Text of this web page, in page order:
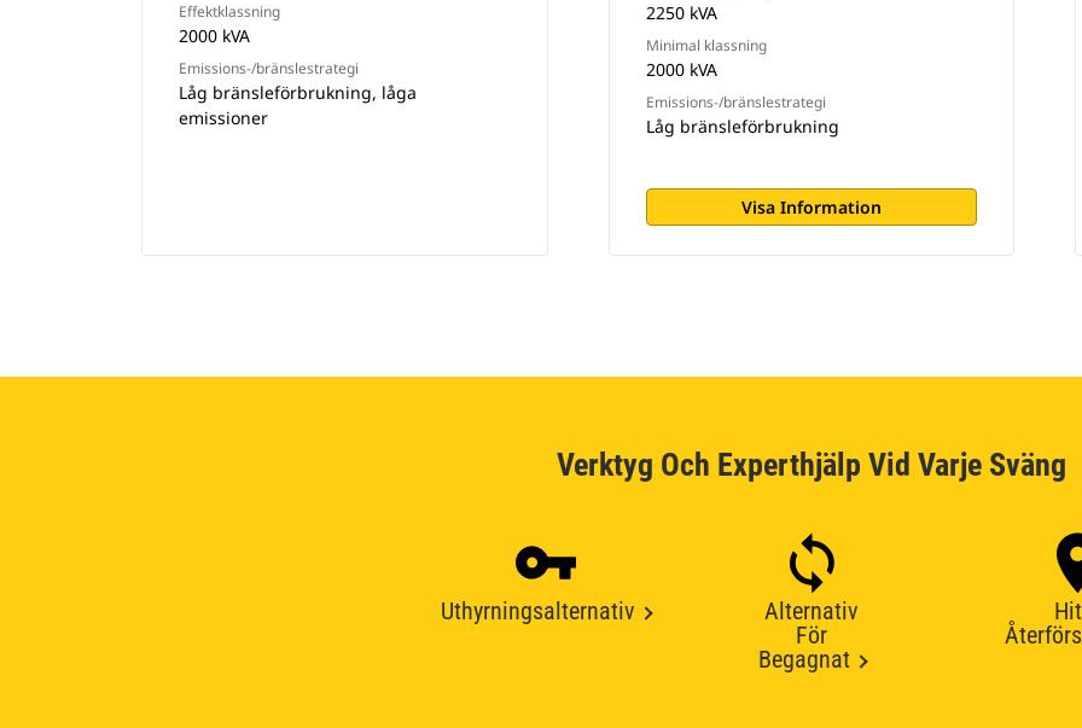
Effektklassning
2000 kVA
Emissions-/bränslestrategi
Låg bränsleförbrukning, låga
emissioner
2250 kVA
Minimal klassning
2000 kVA
Emissions-/bränslestrategi
Låg bränsleförbrukning
Visa Information
Verktyg Och Experthjälp Vid Varje Sväng
Uthyrningsalternativ
Alternativ
För
Begagnat